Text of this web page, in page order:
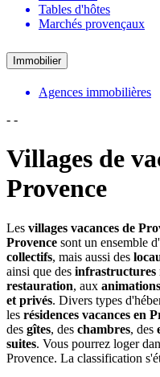
Tables d'hôtes
Marchés provençaux
Immobilier
Agences immobilières
- -
Villages de
Provence
Les villages vacances de
Provence sont un ensemble d'
collectifs, mais aussi des
ainsi que des infrastructures
restauration, aux animations
et privés. Divers types
les résidences vacances en
des gîtes, des chambres, des
suites. Vous pourrez loger
Provence. La classification